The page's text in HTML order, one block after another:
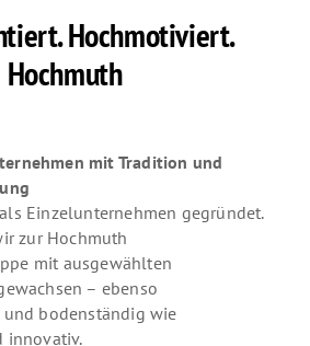
Hochmotiviert.
Hochmuth
mit Tradition und
Einzelunternehmen gegründet.
zur Hochmuth
mit ausgewählten
– ebenso
bodenständig wie
innovativ.